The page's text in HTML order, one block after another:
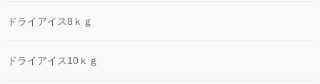
ドライアイス8ｋｇ
ドライアイス10ｋｇ